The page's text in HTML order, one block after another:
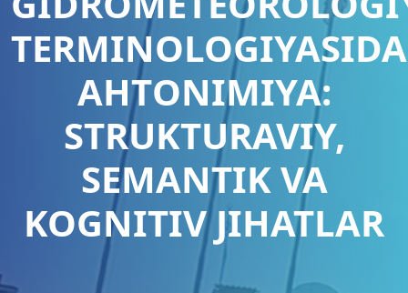
TERMINOLOGIYASIDA
АНТONIMIYA:
STRUKTURAVIY,
SEMANTIK VA
KOGNITIV JIHATLAR